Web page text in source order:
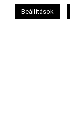
Beállítások